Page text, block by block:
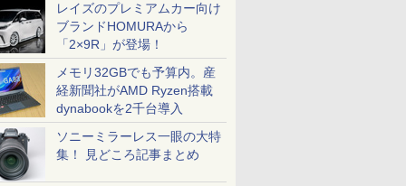
レイズのプレミアムカー向け
ブランドHOMURAから
「2×9R」が登場！
メモリ32GBでも予算内。産
経新聞社がAMD Ryzen搭載
dynabookを2千台導入
ソニーミラーレス一眼の大特
集！ 見どころ記事まとめ